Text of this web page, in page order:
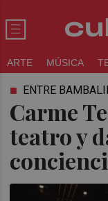
ARTE MÚSICA
Carme
teatro y
ENTRE